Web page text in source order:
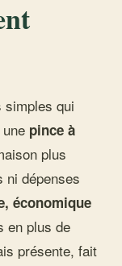
qui
pince à
plus
ni dépenses
économique
en plus de
présente, fait